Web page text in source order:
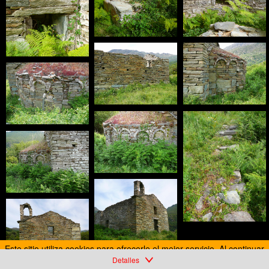
Detalles
Este sitio utiliza cookies para ofrecerle el mejor servicio. Al continuar
su navegación, acepta el uso de cookies.